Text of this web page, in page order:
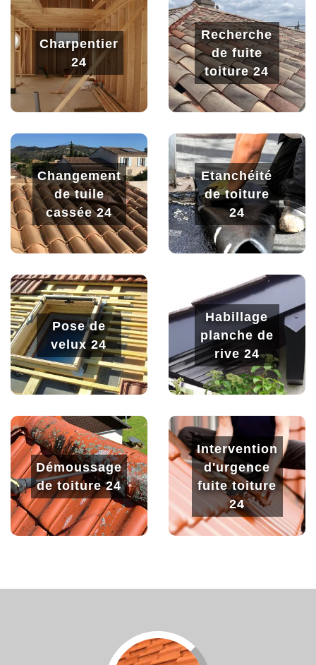
Charpentier
24
Recherche
de fuite
toiture 24
Changement
de tuile
cassée 24
Etanchéité
de toiture
24
Pose de
velux 24
Habillage
planche de
rive 24
Démoussage
de toiture 24
Intervention
d'urgence
fuite toiture
24